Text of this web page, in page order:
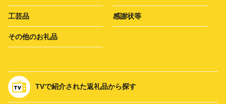
工芸品 感謝状等
その他のお礼品
TVで紹介された返礼品から探す